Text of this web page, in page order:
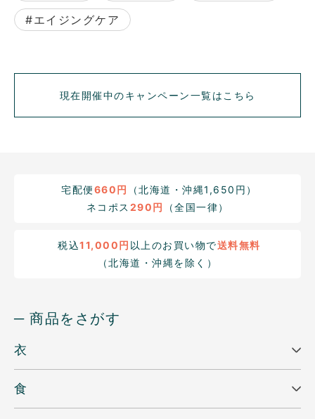
#エイジングケア
現在開催中のキャンペーン一覧はこちら
宅配便660円
（北海道・沖縄1,650円）
ネコポス 290円 （全国一律）
税込11,000円 以上のお買い物で送料無料
（北海道・沖縄を除く）
─ 商品をさがす
衣
食